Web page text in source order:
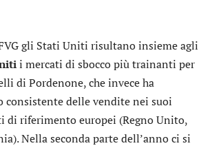
gli Stati Uniti risultano insieme agli
i mercati di sbocco più trainanti per
di Pordenone, che invece ha
consistente delle vendite nei suoi
di riferimento europei (Regno Unito,
Nella seconda parte dell’anno ci si